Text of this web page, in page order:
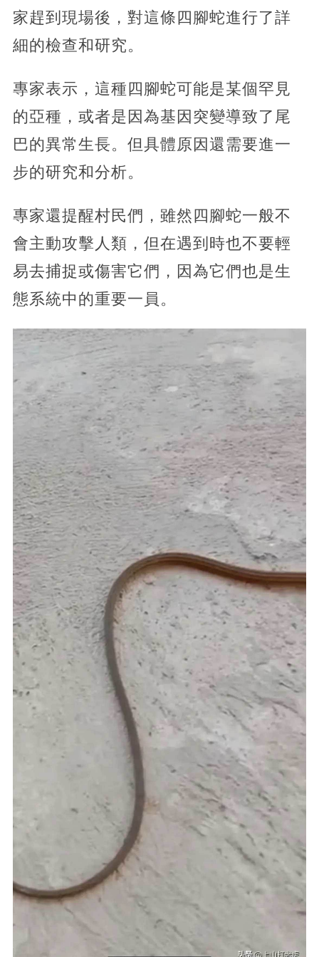
家趕到現場後，對這條四腳蛇進行了詳
細的檢查和研究。
專家表示，這種四腳蛇可能是某個罕見
的亞種，或者是因為基因突變導致了尾
巴的異常生長。但具體原因還需要進一
步的研究和分析。
專家還提醒村民們，雖然四腳蛇一般不
會主動攻擊人類，但在遇到時也不要輕
易去捕捉或傷害它們，因為它們也是生
態系統中的重要一員。